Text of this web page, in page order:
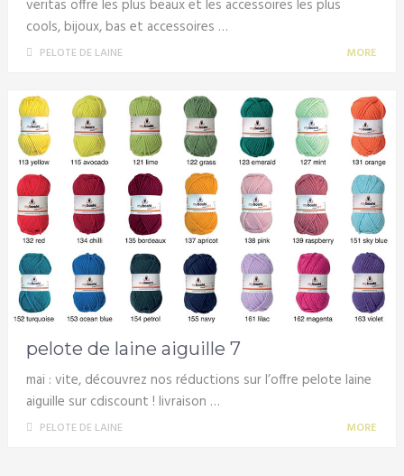
veritas offre les plus beaux et les accessoires les plus
cools, bijoux, bas et accessoires …
PELOTE DE LAINE MORE
pelote de laine aiguille 7
mai : vite, découvrez nos réductions sur l’offre pelote laine
aiguille sur cdiscount ! livraison …
PELOTE DE LAINE MORE